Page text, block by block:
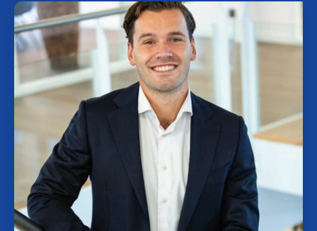
Insights
About us
Contact
GB